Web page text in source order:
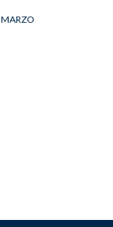
MARZO